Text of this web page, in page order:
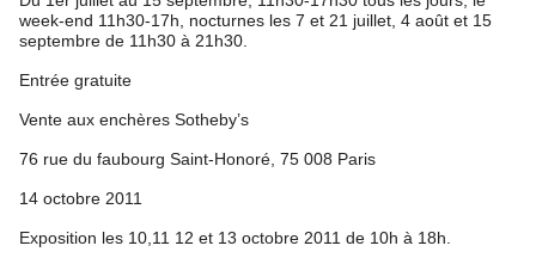
week-end 11h30-17h, nocturnes les 7 et 21 juillet, 4 août et 15
septembre de 11h30 à 21h30.
Entrée gratuite
Vente aux enchères Sotheby’s
76 rue du faubourg Saint-Honoré, 75 008 Paris
14 octobre 2011
Exposition les 10,11 12 et 13 octobre 2011 de 10h à 18h.